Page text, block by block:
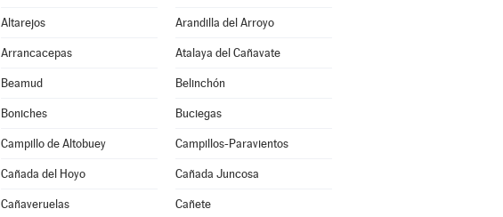
Altarejos Arandilla del Arroyo
Arrancacepas Atalaya del Cañavate
Beamud Belinchón
Boniches Buciegas
Campillo de Altobuey Campillos-Paravientos
Cañada del Hoyo Cañada Juncosa
Cañaveruelas Cañete